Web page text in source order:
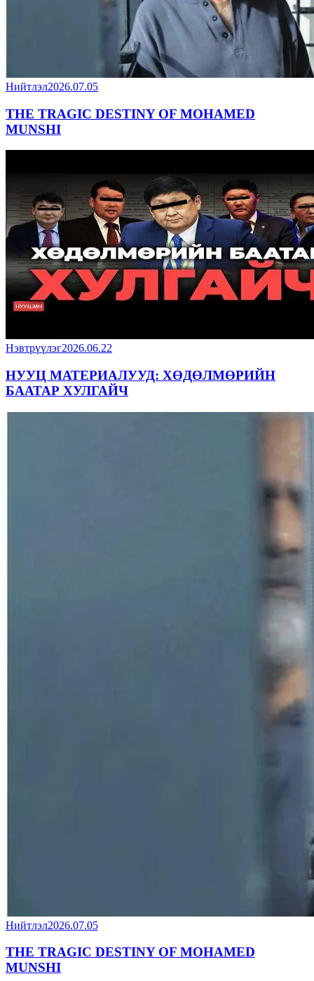
Нийтлэл2026.07.05
THE TRAGIC DESTINY OF MOHAMED
MUNSHI
Нэвтрүүлэг2026.06.22
НУУЦ МАТЕРИАЛУУД: ХӨДӨЛМӨРИЙН
БААТАР ХУЛГАЙЧ
Нийтлэл2026.07.05
THE TRAGIC DESTINY OF MOHAMED
MUNSHI